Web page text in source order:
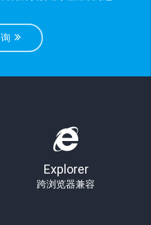
Explorer
跨浏览器兼容